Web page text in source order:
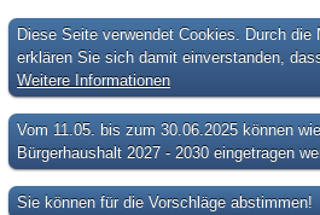
Diese Seite verwendet Cookies. Durch die
erklären Sie sich damit einverstanden,
Weitere Informationen
Vom 11.05. bis zum 30.06.2025 können
Bürgerhaushalt 2027 - 2030 eingetragen
Sie können für die Vorschläge abstimmen!